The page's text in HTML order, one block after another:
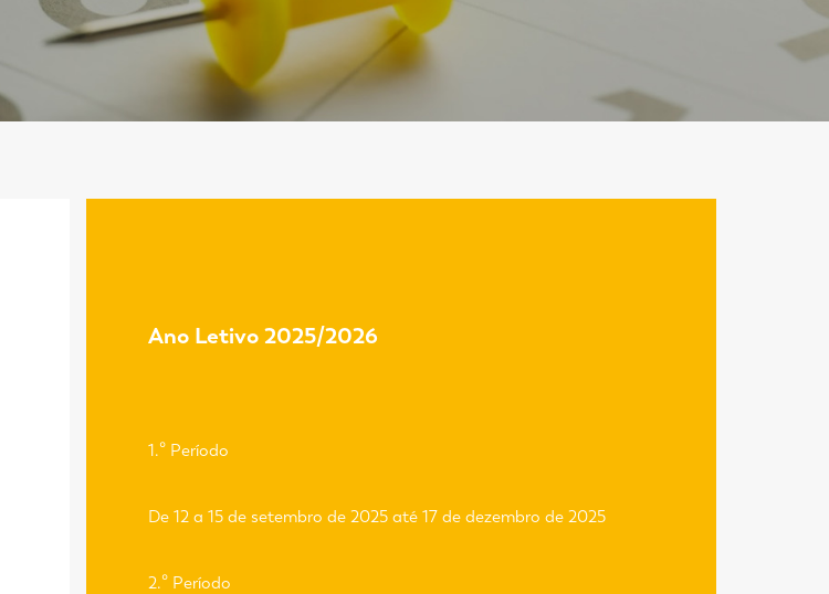
Ano Letivo 2025/2026
1.º Período
De 12 a 15 de setembro de 2025 até 17 de dezembro de 2025
2.º Período